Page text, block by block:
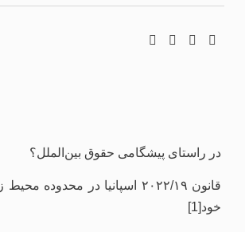
در راستای پیشگامی حقوق بین‌الملل؟
قانون ۲۰۲۲/۱۹ اسپانیا در
خود[1]